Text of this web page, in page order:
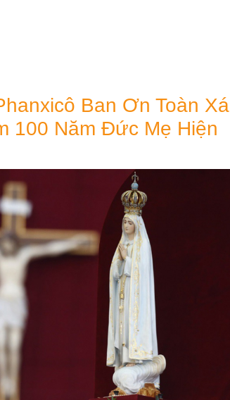
Ban Ơn Toàn Xá
100 Năm Đức Mẹ Hiện